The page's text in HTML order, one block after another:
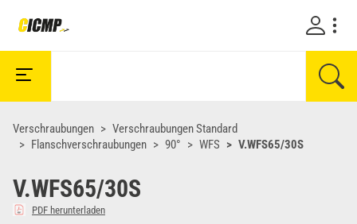
Verschraubungen
Verschraubungen Standard
Flanschverschraubungen
90° WFS V.WFS65/30S
V.WFS65/30S
PDF herunterladen